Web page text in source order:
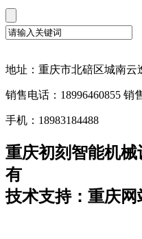
地址：重庆市北碚区城南云
销售电话：18996460855 销
手机：18983184488
重庆初刻智能机
有
技术支持：重庆网